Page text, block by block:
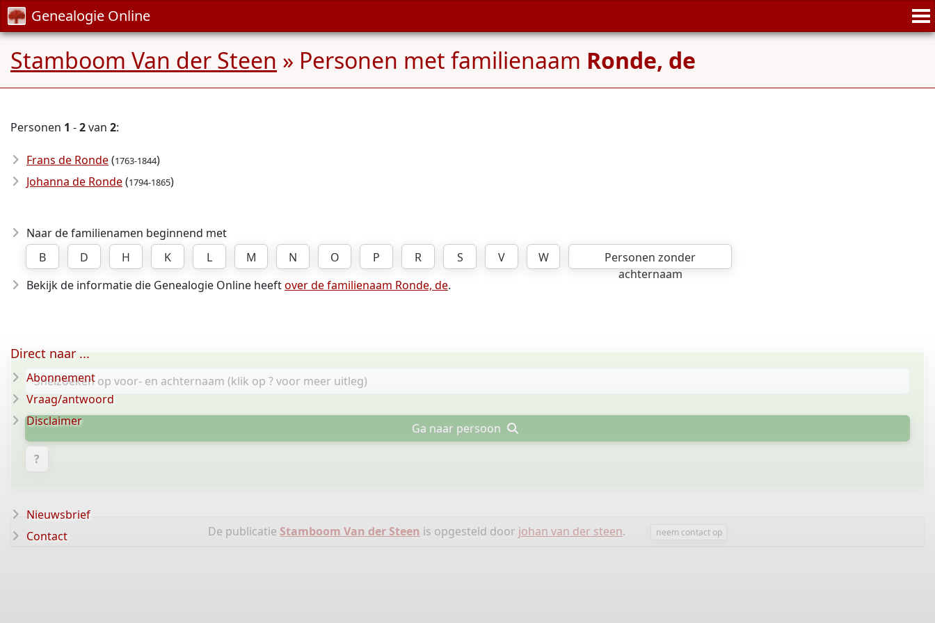
Genealogie Online
Stamboom Van der Steen » Personen met familienaam Ronde, de
Personen 1 -2van 2:
Frans de Ronde(1763-1844)
Johanna de Ronde(1794-1865)
Naar de familienamen beginnend met
B
D H K L M N O P R S V W
Personen zonder
achternaam
Bekijk de informatie die Genealogie Online heeftover de familienaam Ronde, de.
Ga naar persoon
?
De publicatie Stamboom Van der Steen is opgesteld door johan van der steen. neem contact op
Direct naar ...
Abonnement
Vraag/antwoord
Disclaimer
Nieuwsbrief
Contact